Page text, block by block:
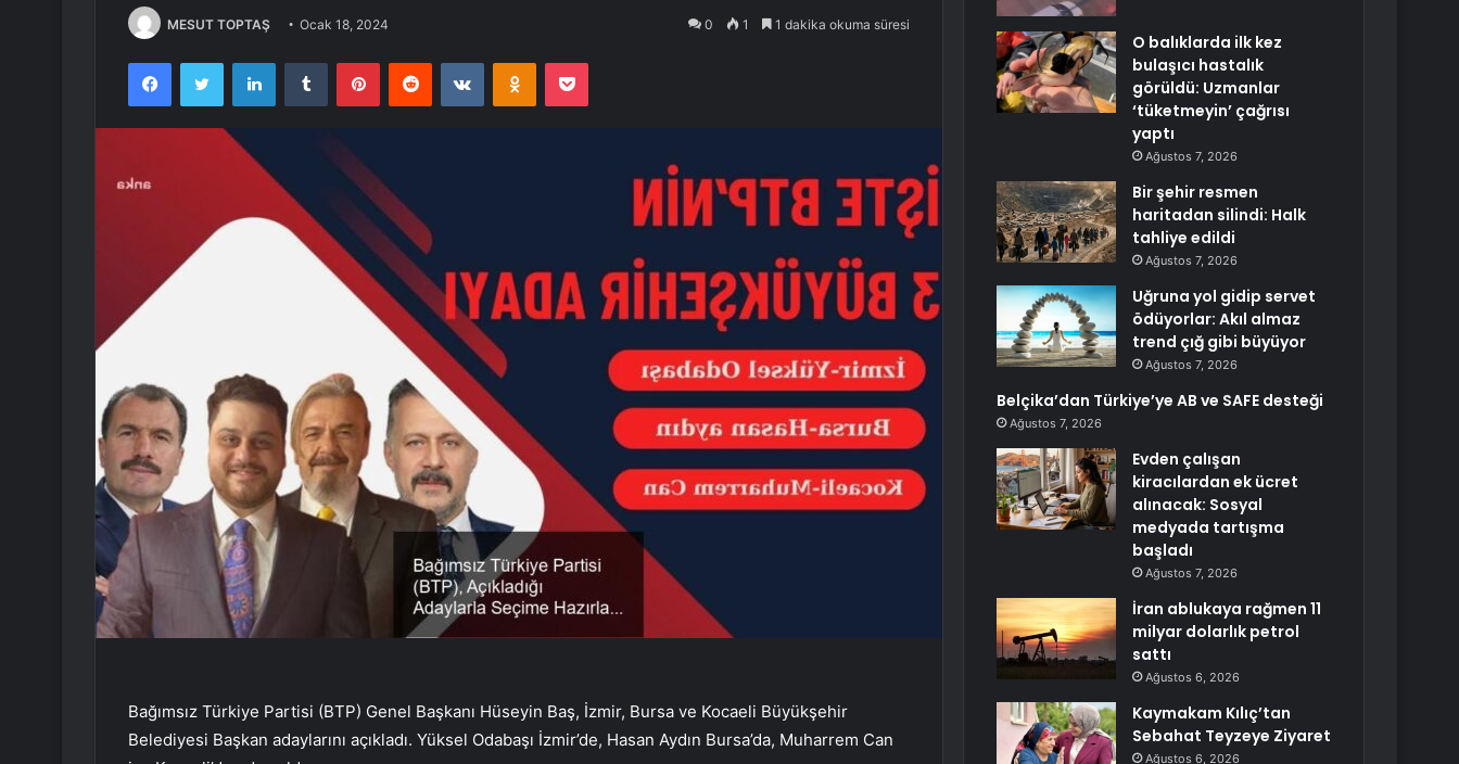
MESUT TOPTAŞ Ocak 18, 2024 0 1 1 dakika okuma süresi
FacebookTwitter LinkedInTumblr PinterestReddit VKontakteOdnoklassniki
Pocket
Bağımsız Türkiye Partisi (BTP) Genel Başkanı Hüseyin Baş, İzmir, Bursa ve Kocaeli Büyükşehir
Belediyesi Başkan adaylarını açıkladı. Yüksel Odabaşı İzmir’de, Hasan Aydın Bursa’da, Muharrem Can
O balıklarda ilk kez
bulaşıcı hastalık
görüldü: Uzmanlar
‘tüketmeyin’ çağrısı
yaptı
Ağustos 7, 2026
Bir şehir resmen
haritadan silindi: Halk
tahliye edildi
Ağustos 7, 2026
Uğruna yol gidip servet
ödüyorlar: Akıl almaz
trend çığ gibi büyüyor
Ağustos 7, 2026
Belçika’dan Türkiye’ye AB ve SAFE desteği
Ağustos 7, 2026
Evden çalışan
kiracılardan ek ücret
alınacak: Sosyal
medyada tartışma
başladı
Ağustos 7, 2026
İran ablukaya rağmen 11
milyar dolarlık petrol
sattı
Ağustos 6, 2026
Kaymakam Kılıç’tan
Sebahat Teyzeye Ziyaret
Ağustos 6, 2026